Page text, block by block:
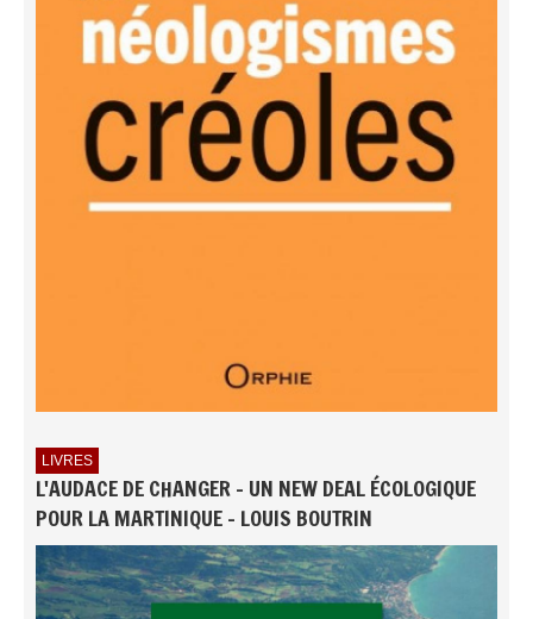
LIVRES
L'AUDACE DE CHANGER - UN NEW DEAL ÉCOLOGIQUE
POUR LA MARTINIQUE - LOUIS BOUTRIN